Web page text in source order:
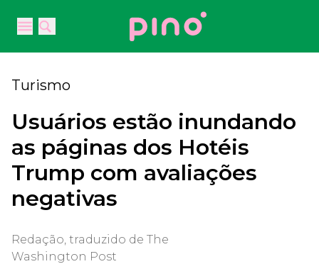
Open main menu
Open main menu
Your Company
Turismo
Usuários estão inundando
as páginas dos Hotéis
Trump com avaliações
negativas
Redação, traduzido de The
Washington Post